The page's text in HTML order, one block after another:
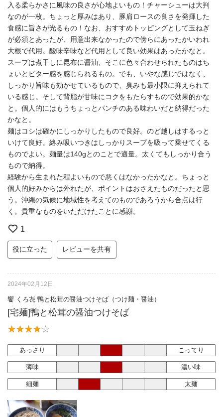
入る柔らかさに風味の良さが心地よいもの！チャーシューは大判
なのが一枚。ちょっと厚みはあり、豚肩ロースの良さを発揮した
食感に旨さが光るもの！なお、おすすめトッピングとして玉ねぎ
が必須とあったが、用意出来なかったので傍らにあったかいわれ
大根で代用。酸味辛味など代用として良い効果はあったかなと。
スープは煮干しに昆布に醤油、そこに色々合わせられたものはち
ょいとビター感を感じられるもの。でも、いやな感じではなく、
しっかり旨味も効かせているもので、臭みも最小限に抑えられて
いる感じ。そして背脂が甘味にコクをもたらすもので効果的かな
と。個人的にはもうちょっとパンチのある味わいだと納得だった
かなと。
麺はコシは確かにしっかりしたもので良好。のど越しはするっと
いけて良好。絡み吸いつきはしっかりスープを吸って乗せてくる
ものでよい。麺量は140gとのことで適量。太くてもしっかり合う
もので納得。
経験から生まれた程よいもので悪くはなかったかなと。ちょっと
個人的好みからは外れたが、ポイントはおさえたものだったと思
う。沖縄の気候に地域性を考えてのものであろうから合点は行
く。貴重なものをいただけたことに感謝。
1
役に立った レビューを共有
2024年02月12日
饗 くろ㐂 鴨と松茸の醤油つけそば（つけ麺・醤油）
[宅麺]鴨と松茸の醤油つけそば
あっさり こってり
薄味 濃い味
細麺 太麺